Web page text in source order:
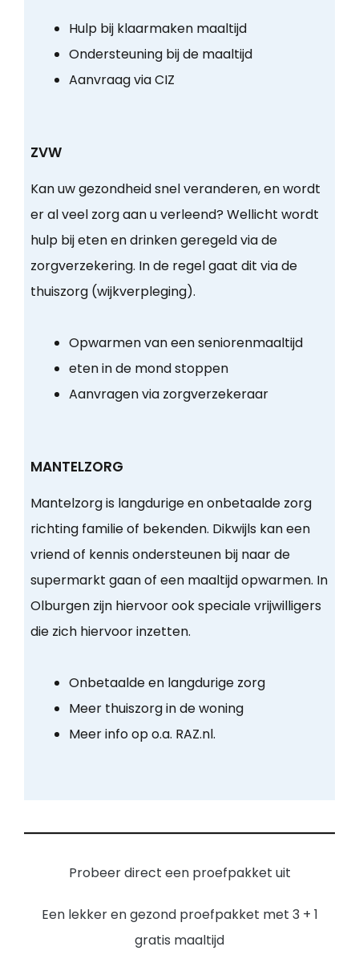
Hulp bij klaarmaken maaltijd
Ondersteuning bij de maaltijd
Aanvraag via CIZ
ZVW
Kan uw gezondheid snel veranderen, en wordt
er al veel zorg aan u verleend? Wellicht wordt
hulp bij eten en drinken geregeld via de
zorgverzekering. In de regel gaat dit via de
thuiszorg (wijkverpleging).
Opwarmen van een seniorenmaaltijd
eten in de mond stoppen
Aanvragen via zorgverzekeraar
MANTELZORG
Mantelzorg is langdurige en onbetaalde zorg
richting familie of bekenden. Dikwijls kan een
vriend of kennis ondersteunen bij naar de
supermarkt gaan of een maaltijd opwarmen. In
Olburgen zijn hiervoor ook speciale vrijwilligers
die zich hiervoor inzetten.
Onbetaalde en langdurige zorg
Meer thuiszorg in de woning
Meer info op o.a. RAZ.nl.
Probeer direct een proefpakket uit
Een lekker en gezond proefpakket met 3 + 1
gratis maaltijd